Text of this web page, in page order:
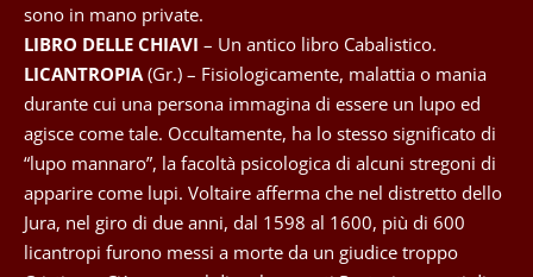
sono in mano private.
LIBRO DELLE CHIAVI – Un antico libro Cabalistico.
LICANTROPIA (Gr.) – Fisiologicamente, malattia o mania
durante cui una persona immagina di essere un lupo ed
agisce come tale. Occultamente, ha lo stesso significato di
“lupo mannaro”, la facoltà psicologica di alcuni stregoni di
apparire come lupi. Voltaire afferma che nel distretto dello
Jura, nel giro di due anni, dal 1598 al 1600, più di 600
licantropi furono messi a morte da un giudice troppo